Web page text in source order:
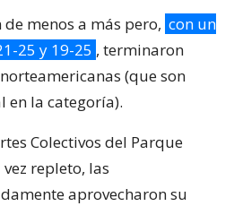
menos a más pero, con un
25 y 19-25 , terminaron
(que son
en la categoría).
Colectivos del Parque
repleto, las
aprovecharon su